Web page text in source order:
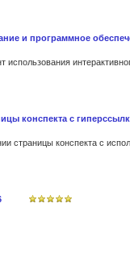
и программное
конспекта c
страницы конспекта с